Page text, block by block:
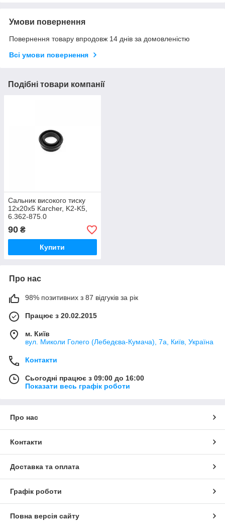
Умови повернення
Повернення товару впродовж 14 днів за домовленістю
Всі умови повернення
Подібні товари компанії
Сальник високого тиску
12x20x5 Karcher, K2-K5,
6.362-875.0
90 ₴
Купити
Про нас
98% позитивних з 87 відгуків за рік
Працює з 20.02.2015
м. Київ
вул. Миколи Голего (Лебедєва-Кумача), 7а, Київ, Україна
Контакти
Сьогодні працює з 09:00 до 16:00
Показати весь графік роботи
Про нас
Контакти
Доставка та оплата
Графік роботи
Повна версія сайту